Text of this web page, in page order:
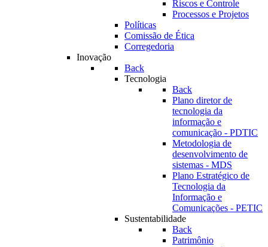
Riscos e Controle
Processos e Projetos
Políticas
Comissão de Ética
Corregedoria
Inovação
Back
Tecnologia
Back
Plano diretor de
tecnologia da
informação e
comunicação - PDTIC
Metodologia de
desenvolvimento de
sistemas - MDS
Plano Estratégico de
Tecnologia da
Informação e
Comunicações - PETIC
Sustentabilidade
Back
Patrimônio